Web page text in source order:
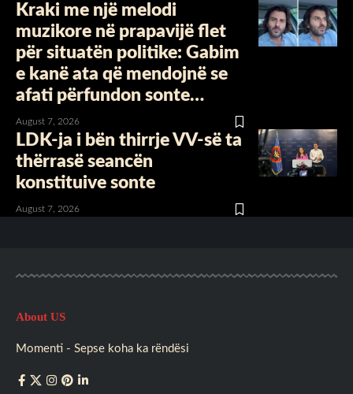
Kraki me një melodi
muzikore në prapavijë flet
për situatën politike: Gabim
e kanë ata që mendojnë se
afati përfundon sonte…
August 7, 2026
LDK-ja i bën thirrje VV-së ta
thërrasë seancën
konstituive sonte
August 7, 2026
About US
Momenti - Sepse koha ka rëndësi